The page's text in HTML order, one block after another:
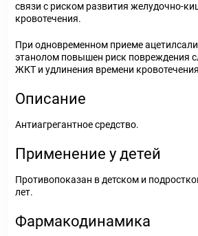
связи с риском развития желудочно-
кровотечения.
При одновременном приеме
этанолом повышен риск повреждения
ЖКТ и удлинения времени
Описание
Антиагрегантное средство.
Применение у детей
Противопоказан в детском и
лет.
Фармакодинамика